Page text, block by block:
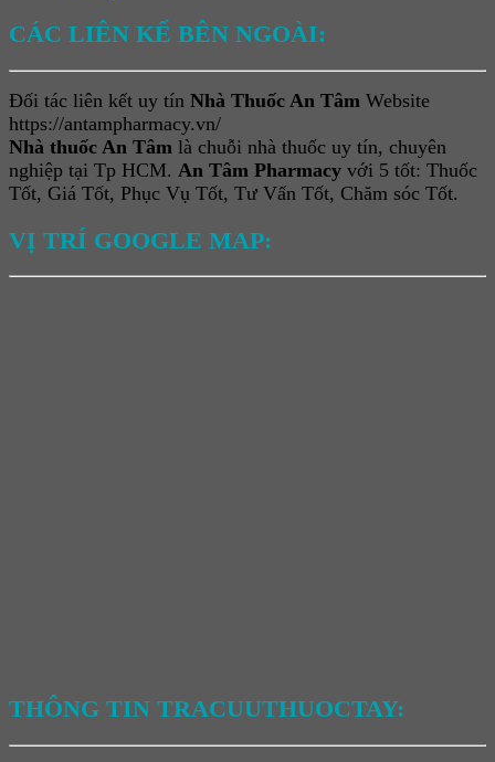
CÁC LIÊN KẾ BÊN NGOÀI:
Đối tác liên kết uy tín Nhà Thuốc An Tâm Website
https://antampharmacy.vn/
Nhà thuốc An Tâm là chuỗi nhà thuốc uy tín, chuyên
nghiệp tại Tp HCM. An Tâm Pharmacy với 5 tốt: Thuốc
Tốt, Giá Tốt, Phục Vụ Tốt, Tư Vấn Tốt, Chăm sóc Tốt.
VỊ TRÍ GOOGLE MAP:
THÔNG TIN TRACUUTHUOCTAY: